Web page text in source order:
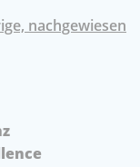
nachgewiesen